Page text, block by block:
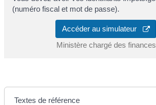
(numéro fiscal et mot de passe).
Accéder au simulateur
Ministère chargé des finances
Textes de référence